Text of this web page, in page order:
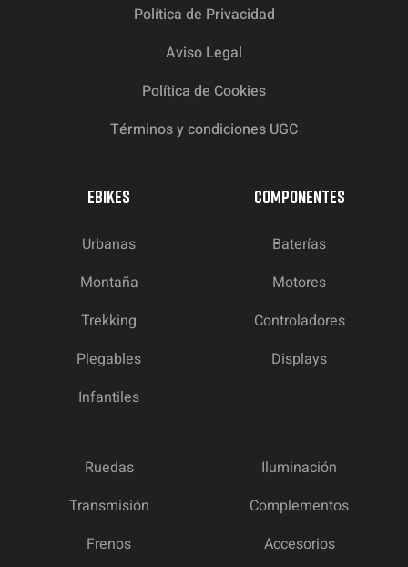
Política de Privacidad
Aviso Legal
Política de Cookies
Términos y condiciones UGC
EBIKES
Urbanas
Montaña
Trekking
Plegables
Infantiles
COMPONENTES
Baterías
Motores
Controladores
Displays
Ruedas
Transmisión
Frenos
Iluminación
Complementos
Accesorios